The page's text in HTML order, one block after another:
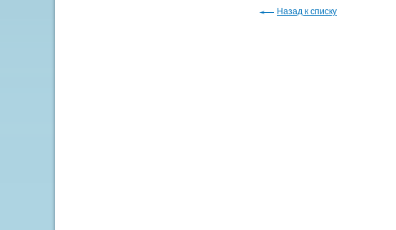
Назад к списку